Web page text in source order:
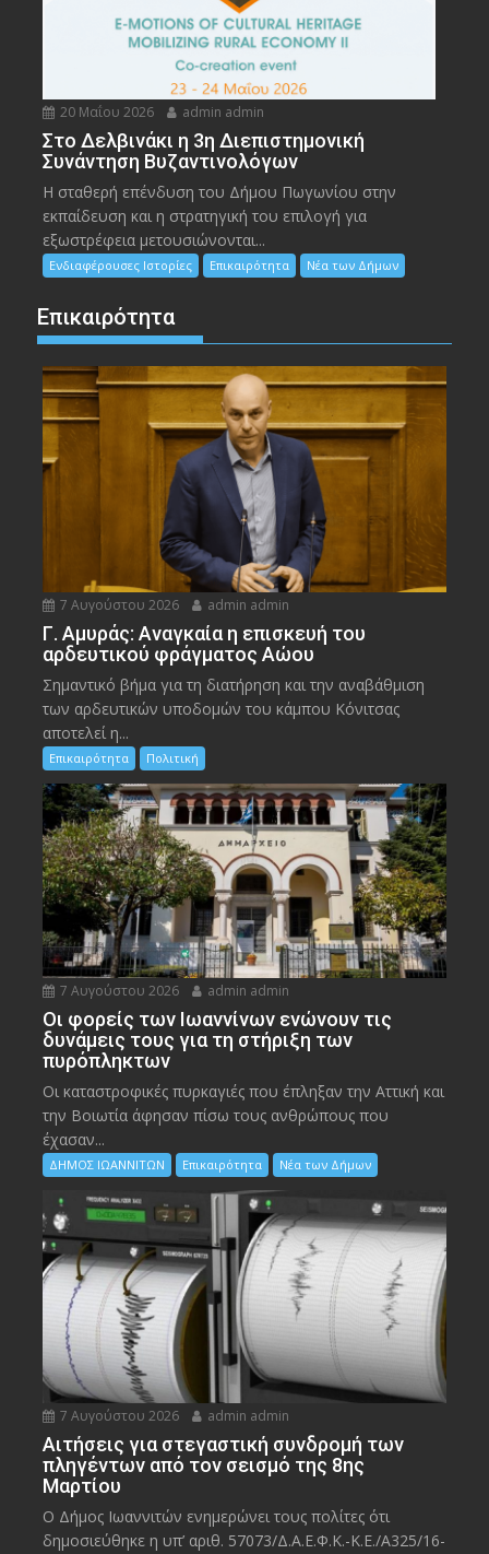
20 Μαΐου 2026 admin admin
Στο Δελβινάκι η 3η Διεπιστημονική
Συνάντηση Βυζαντινολόγων
Η σταθερή επένδυση του Δήμου Πωγωνίου στην
εκπαίδευση και η στρατηγική του επιλογή για
εξωστρέφεια μετουσιώνονται...
Ενδιαφέρουσες Ιστορίες Επικαιρότητα Νέα των Δήμων
Επικαιρότητα
7 Αυγούστου 2026 admin admin
Γ. Αμυράς: Αναγκαία η επισκευή του
αρδευτικού φράγματος Αώου
Σημαντικό βήμα για τη διατήρηση και την αναβάθμιση
των αρδευτικών υποδομών του κάμπου Κόνιτσας
αποτελεί η...
Επικαιρότητα Πολιτική
7 Αυγούστου 2026 admin admin
Οι φορείς των Ιωαννίνων ενώνουν τις
δυνάμεις τους για τη στήριξη των
πυρόπληκτων
Οι καταστροφικές πυρκαγιές που έπληξαν την Αττική και
την Bοιωτία άφησαν πίσω τους ανθρώπους που
έχασαν...
ΔΗΜΟΣ ΙΩΑΝΝΙΤΩΝ Επικαιρότητα Νέα των Δήμων
7 Αυγούστου 2026 admin admin
Αιτήσεις για στεγαστική συνδρομή των
πληγέντων από τον σεισμό της 8ης
Μαρτίου
Ο Δήμος Ιωαννιτών ενημερώνει τους πολίτες ότι
δημοσιεύθηκε η υπ’ αριθ. 57073/Δ.Α.Ε.Φ.Κ.-Κ.Ε./Α325/16-